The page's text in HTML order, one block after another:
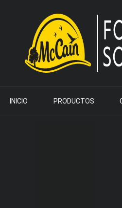
INICIO PRODUCTOS